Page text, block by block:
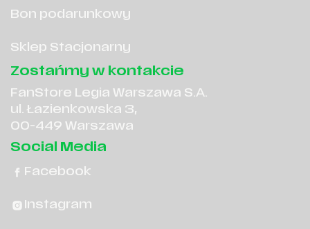
Bon podarunkowy
Sklep Stacjonarny
Zostańmy w kontakcie
FanStore Legia Warszawa S.A.
ul. Łazienkowska 3,
00-449 Warszawa
Social Media
Facebook
Instagram